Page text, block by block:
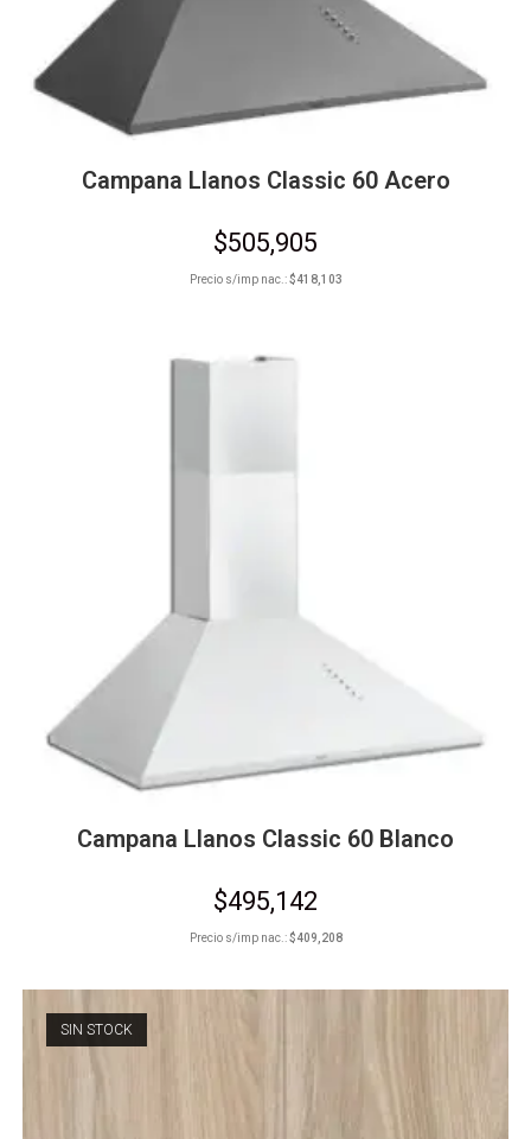
Campana Llanos Classic 60 Acero
$505,905
Precio s/imp nac.:$418,103
Campana Llanos Classic 60 Blanco
$495,142
Precio s/imp nac.:$409,208
SIN STOCK